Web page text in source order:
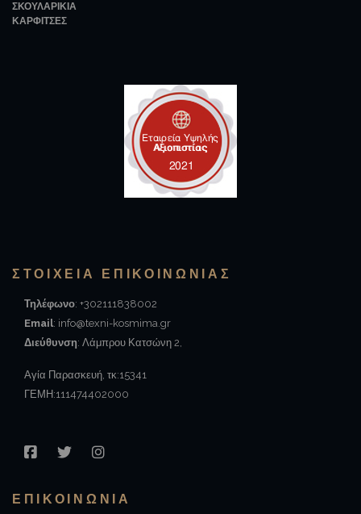
ΣΚΟΥΛΑΡΊΚΙΑ
ΚΑΡΦΊΤΣΕΣ
ΣΤΟΙΧΕΊΑ ΕΠΙΚΟΙΝΩΝΙΑΣ
Τηλέφωνο: +302111838002
Email: info@texni-kosmima.gr
Διεύθυνση: Λάμπρου Κατσώνη 2,
Αγία Παρασκευή, τκ:15341
ΓΕΜΗ:111474402000
FACEBOOK
TWITTERINSTAGRAM
ΕΠΙΚΟΙΝΩΝΊΑ